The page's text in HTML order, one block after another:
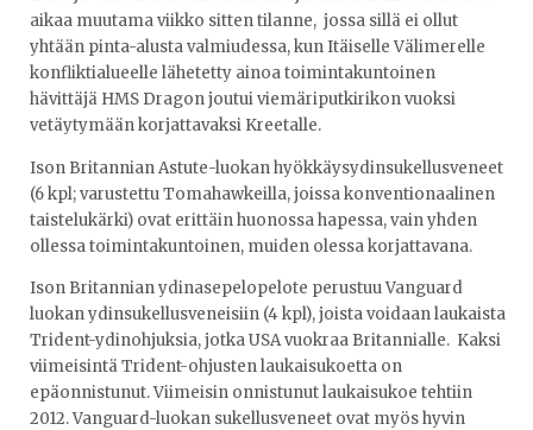
aikaa muutama viikko sitten tilanne, jossa sillä ei ollut
yhtään pinta-alusta valmiudessa, kun Itäiselle Välimerelle
konfliktialueelle lähetetty ainoa toimintakuntoinen
hävittäjä HMS Dragon joutui viemäriputkirikon vuoksi
vetäytymään korjattavaksi Kreetalle.
Ison Britannian Astute-luokan hyökkäysydinsukellusveneet
(6 kpl; varustettu Tomahawkeilla, joissa konventionaalinen
taistelukärki) ovat erittäin huonossa hapessa, vain yhden
ollessa toimintakuntoinen, muiden olessa korjattavana.
Ison Britannian ydinasepelopelote perustuu Vanguard
luokan ydinsukellusveneisiin (4 kpl), joista voidaan laukaista
Trident-ydinohjuksia, jotka USA vuokraa Britannialle. Kaksi
viimeisintä Trident-ohjusten laukaisukoetta on
epäonnistunut. Viimeisin onnistunut laukaisukoe tehtiin
2012. Vanguard-luokan sukellusveneet ovat myös hyvin